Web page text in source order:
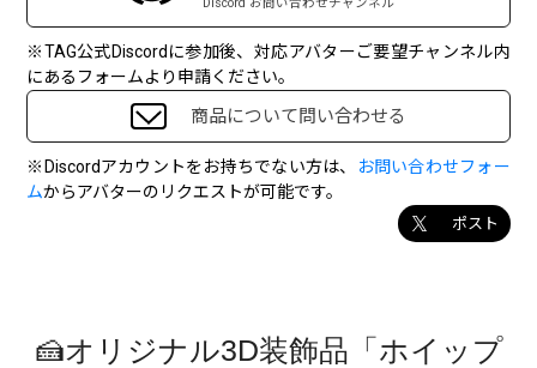
※TAG公式Discordに参加後、対応アバターご要望チャンネル内
にあるフォームより申請ください。
ポスト
商品について問い合わせる
※Discordアカウントをお持ちでない方は、
お問い合わせフォー
ムからアバターのリクエストが可能です。
🍰オリジナル3D装飾品「ホイップ